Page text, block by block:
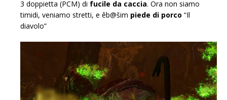
3 doppietta (PCM) di fucile da caccia. Ora non siamo
timidi, veniamo stretti, e êb@šim piede di porco “Il
diavolo”